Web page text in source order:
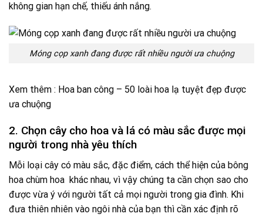
không gian hạn chế, thiếu ánh nắng.
Móng cọp xanh đang được rất nhiều người ưa chuộng
Xem thêm : Hoa ban công – 50 loài hoa lạ tuyệt đẹp được
ưa chuộng
2. Chọn cây cho hoa và lá có màu sắc được mọi
người trong nhà yêu thích
Mỗi loại cây có màu sắc, đặc điểm, cách thể hiện của bông
hoa chùm hoa khác nhau, vì vậy chúng ta cần chọn sao cho
được vừa ý với người tất cả mọi người trong gia đình. Khi
đưa thiên nhiên vào ngôi nhà của bạn thì cần xác định rõ